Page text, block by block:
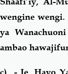
wengine
ya
ambao